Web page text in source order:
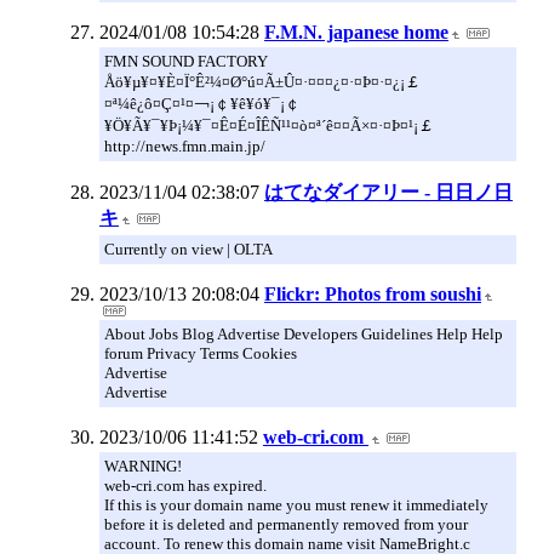
2024/01/08 10:54:28 F.M.N. japanese home
FMN SOUND FACTORY
Åö¥µ¥¤¥È¤Ï°Ê²¼¤Ø°ú¤Ã±Û¤·¤¤¤¿¤·¤Þ¤·¤¿¡￡
¤ª¼ê¿ô¤Ç¤¹¤￢¡￠¥ê¥ó¥¯¡￠
¥Ö¥Ã¥¯¥Þ¡¼¥¯¤Ê¤É¤ÎÊÑ¹¹¤ò¤ª´ê¤¤Ã×¤·¤Þ¤¹¡￡
http://news.fmn.main.jp/
2023/11/04 02:38:07 はてなダイアリー - 日日ノ日
キ
Currently on view | OLTA
2023/10/13 20:08:04 Flickr: Photos from soushi
About Jobs Blog Advertise Developers Guidelines Help Help
forum Privacy Terms Cookies
Advertise
Advertise
2023/10/06 11:41:52 web-cri.com
WARNING!
web-cri.com has expired.
If this is your domain name you must renew it immediately
before it is deleted and permanently removed from your
account. To renew this domain name visit NameBright.c